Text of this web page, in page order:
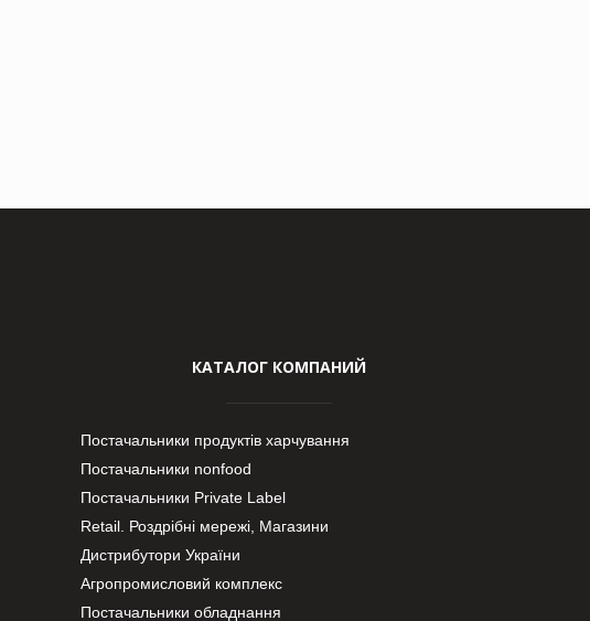
КАТАЛОГ КОМПАНИЙ
Постачальники продуктів харчування
Постачальники nonfood
Постачальники Private Label
Retail. Роздрібні мережі, Магазини
Дистрибутори України
Агропромисловий комплекс
Постачальники обладнання